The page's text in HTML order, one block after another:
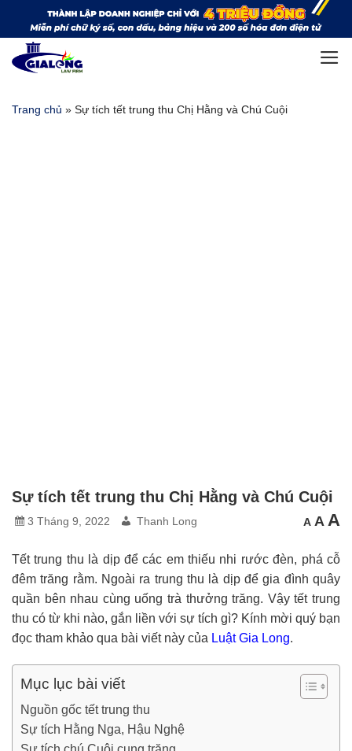
dung
Trang chủ » Sự tích tết trung thu Chị Hằng và Chú Cuội
Sự tích tết trung thu Chị Hằng và Chú Cuội
3 Tháng 9, 2022 Thanh Long A Cỡ
chữ
nhỏ
A Cỡ
chữ
A
Tết trung thu là dịp để các em thiếu nhi rước đèn, phá cỗ
đêm trăng rằm. Ngoài ra trung thu là dịp để gia đình quây
quần bên nhau cùng uống trà thưởng trăng. Vậy tết trung
thu có từ khi nào, gắn liền với sự tích gì? Kính mời quý bạn
đọc tham khảo qua bài viết này của Luật Gia Long.
Mục lục bài viết
Nguồn gốc tết trung thu
Sự tích Hằng Nga, Hậu Nghệ